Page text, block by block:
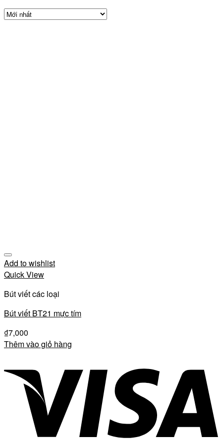
Add to wishlist
Quick View
Bút viết các loại
Bút viết BT21 mực tím
₫7,000
Thêm vào giỏ hàng